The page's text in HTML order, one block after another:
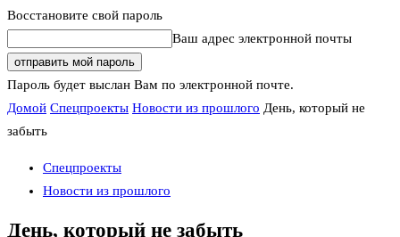
Восстановите свой пароль
Ваш адрес электронной почты
Пароль будет выслан Вам по электронной почте.
Домой Спецпроекты Новости из прошлого День, который не
забыть
Спецпроекты
Новости из прошлого
День, который не забыть